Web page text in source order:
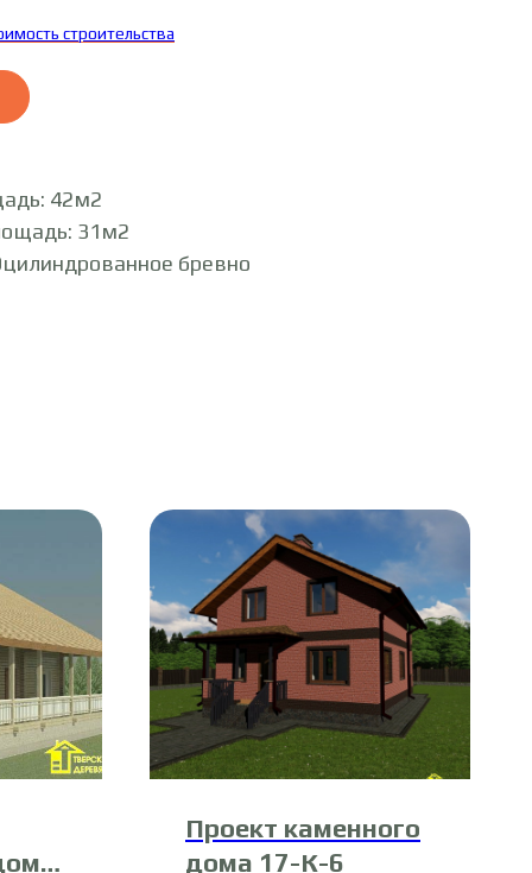
строительства
42м2
31м2
бревно
Проект каменного
дома 17-К-6